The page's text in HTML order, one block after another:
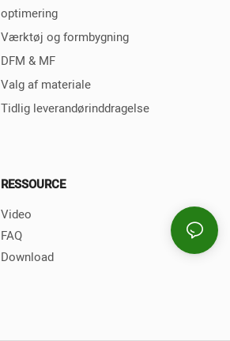
optimering
Værktøj og formbygning
DFM & MF
Valg af materiale
Tidlig leverandørinddragelse
RESSOURCE
Video
FAQ
Download